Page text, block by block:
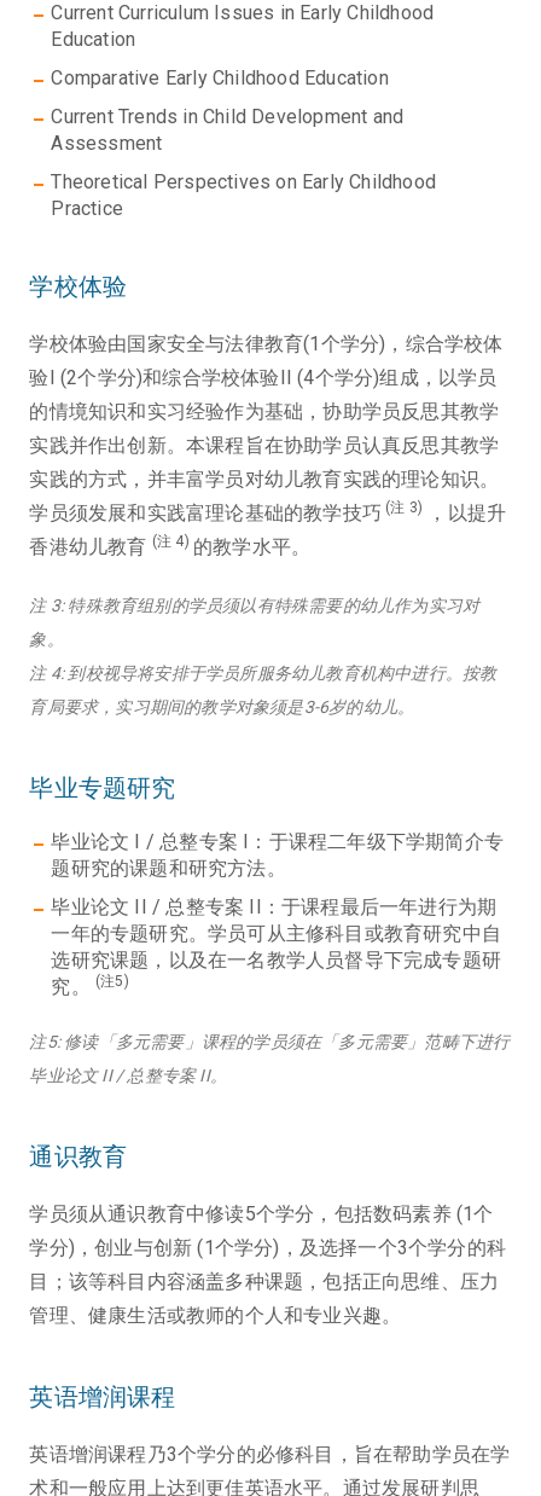
Current Curriculum Issues in Early Childhood
Education
Comparative Early Childhood Education
Current Trends in Child Development and
Assessment
Theoretical Perspectives on Early Childhood
Practice
学校体验
学校体验由国家安全与法律教育(1个学分)，综合学校体
验I (2个学分)和综合学校体验II (4个学分)组成，以学员
的情境知识和实习经验作为基础，协助学员反思其教学
实践并作出创新。本课程旨在协助学员认真反思其教学
实践的方式，并丰富学员对幼儿教育实践的理论知识。
学员须发展和实践富理论基础的教学技巧 (注 3)
，以提升
香港幼儿教育 (注 4) 的教学水平。
注 3: 特殊教育组别的学员须以有特殊需要的幼儿作为实习对
象。
注 4: 到校视导将安排于学员所服务幼儿教育机构中进行。按教
育局要求，实习期间的教学对象须是3-6岁的幼儿。
毕业专题研究
毕业论文 I / 总整专案 I：于课程二年级下学期简介专
题研究的课题和研究方法。
毕业论文 II / 总整专案 II：于课程最后一年进行为期
一年的专题研究。学员可从主修科目或教育研究中自
选研究课题，以及在一名教学人员督导下完成专题研
究。
(注5)
注5: 修读「多元需要」课程的学员须在「多元需要」范畴下进行
毕业论文 II / 总整专案 II。
通识教育
学员须从通识教育中修读5个学分，包括数码素养 (1个
学分)，创业与创新 (1个学分)，及选择一个3个学分的科
目；该等科目内容涵盖多种课题，包括正向思维、压力
管理、健康生活或教师的个人和专业兴趣。
英语增润课程
英语增润课程乃3个学分的必修科目，旨在帮助学员在学
术和一般应用上达到更佳英语水平。通过发展研判思